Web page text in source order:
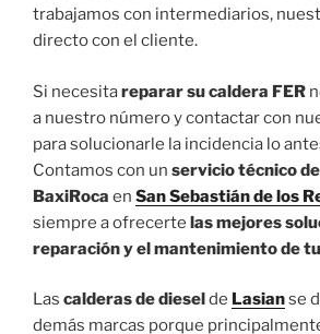
trabajamos con intermediarios,
directo con el cliente.
Si necesitareparar su caldera FER
a nuestro número y contactar con
para solucionarle la incidencia lo
Contamos con un servicio técnico
BaxiRoca en San Sebastián de los
siempre a ofrecerte las mejores
reparación y el mantenimiento de
Las calderas de dieselde Lasianse
demás marcas porque